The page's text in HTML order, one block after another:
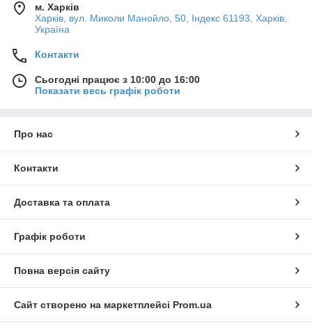
м. Харків
Харків, вул. Миколи Манойло, 50, Індекс 61193, Харків,
Україна
Контакти
Сьогодні працює з 10:00 до 16:00
Показати весь графік роботи
Про нас
Контакти
Доставка та оплата
Графік роботи
Повна версія сайту
Сайт створено на маркетплейсі Prom.ua